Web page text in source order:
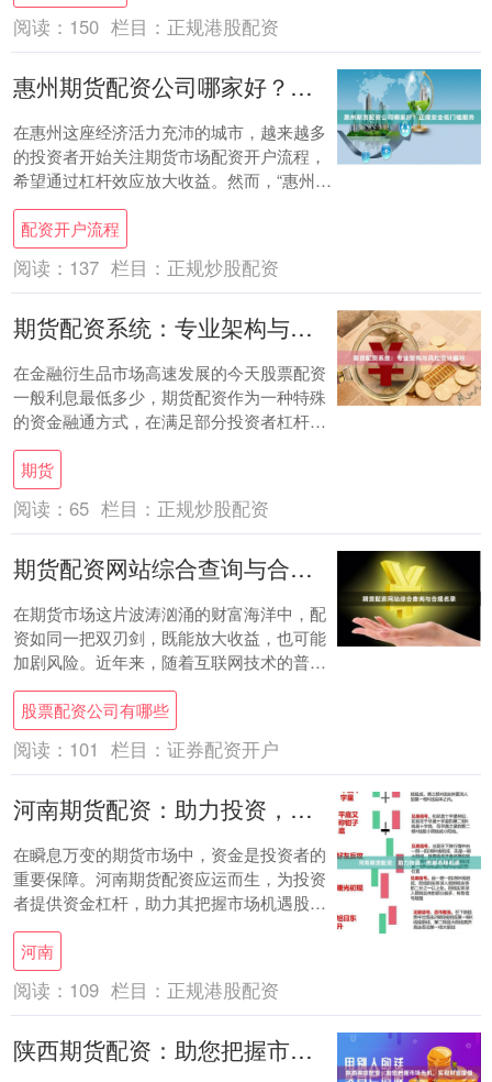
阅读： 150 栏目： 正规港股配资
惠州期货配资公司哪家好？正规安全低门槛服务
在惠州这座经济活力充沛的城市，越来越多
的投资者开始关注期货市场配资开户流程，
希望通过杠杆效应放大收益。然而，“惠州期
货配资公司哪家好？”成为许多投资者，尤其
是新....
配资开户流程
阅读： 137 栏目： 正规炒股配资
期货配资系统：专业架构与风控设计解析
在金融衍生品市场高速发展的今天股票配资
一般利息最低多少，期货配资作为一种特殊
的资金融通方式，在满足部分投资者杠杆需
求的同时，其背后支撑的业务系统——期货
配资系统....
期货
阅读： 65 栏目： 正规炒股配资
期货配资网站综合查询与合规名录
在期货市场这片波涛汹涌的财富海洋中，配
资如同一把双刃剑，既能放大收益，也可能
加剧风险。近年来，随着互联网技术的普
及，各类期货配资网站如雨后春笋般涌现，
为投资者提....
股票配资公司有哪些
阅读： 101 栏目： 证券配资开户
河南期货配资：助力投资，把握市场机遇
在瞬息万变的期货市场中，资金是投资者的
重要保障。河南期货配资应运而生，为投资
者提供资金杠杆，助力其把握市场机遇股票
配资实盘有哪些平台?，实现财富增值。 **
资金....
河南
阅读： 109 栏目： 正规港股配资
陕西期货配资：助您把握市场先机，实现财富增值